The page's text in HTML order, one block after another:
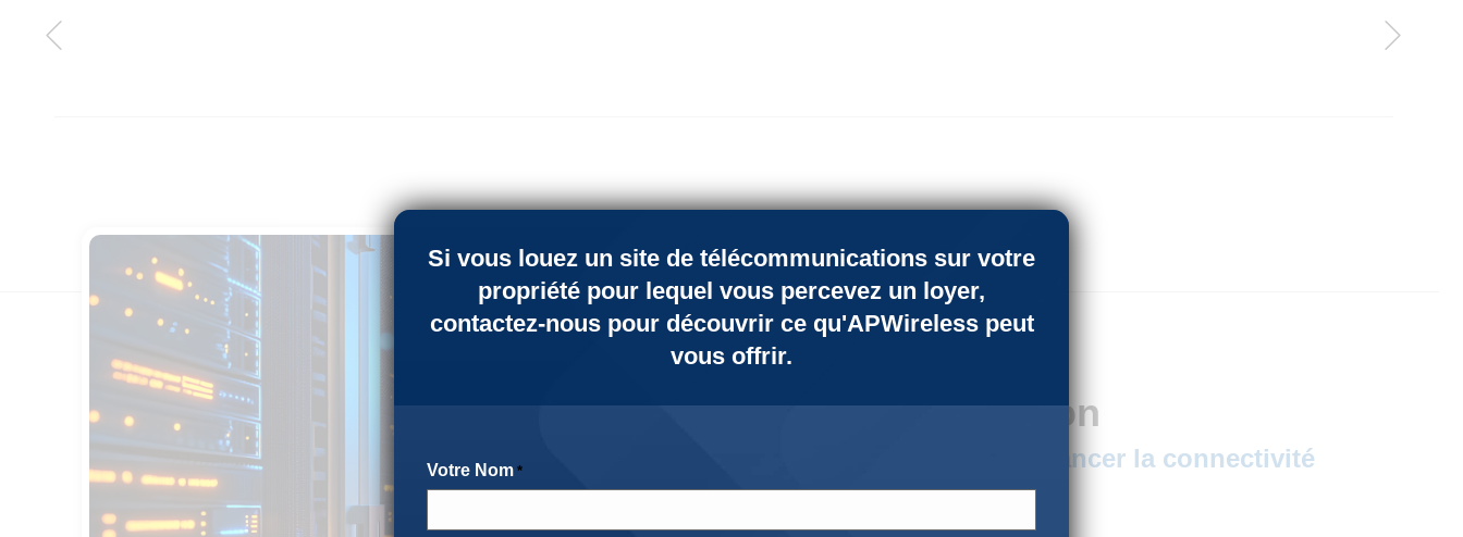
Centres De Commutation
Renforcer les partenariats, faire avancer la connectivité
mondiale
Si vous louez un site de télécommunications sur votre
propriété pour lequel vous percevez un loyer,
contactez-nous pour découvrir ce qu'APWireless peut
vous offrir.
Votre Nom *
×